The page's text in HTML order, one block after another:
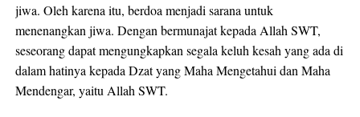
jiwa. Oleh karena itu, berdoa menjadi sarana untuk
menenangkan jiwa. Dengan bermunajat kepada Allah SWT,
seseorang dapat mengungkapkan segala keluh kesah yang ada di
dalam hatinya kepada Dzat yang Maha Mengetahui dan Maha
Mendengar, yaitu Allah SWT.